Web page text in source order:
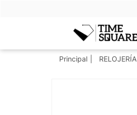
Timesquare
Principal RELOJERÍA